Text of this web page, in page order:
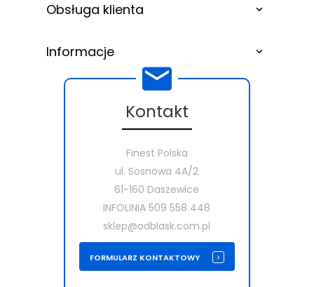
Obsługa klienta
Informacje
Kontakt
Finest Polska
ul. Sosnowa 4A/2
61-160 Daszewice
INFOLINIA 509 558 448
sklep@odblask.com.pl
FORMULARZ KONTAKTOWY